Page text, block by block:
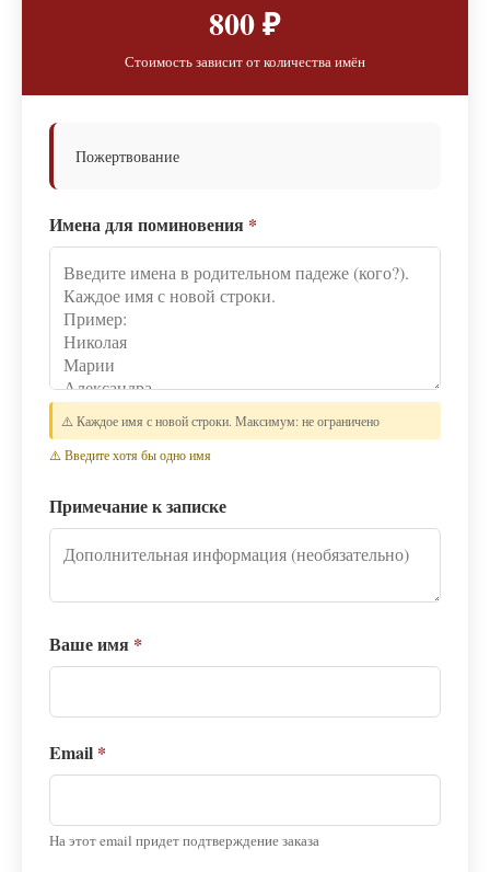
800 ₽
Стоимость зависит от количества имён
Пожертвование
Имена для поминовения *
⚠️ Каждое имя с новой строки. Максимум: не ограничено
⚠️ Введите хотя бы одно имя
Примечание к записке
Ваше имя *
Email *
На этот email придет подтверждение заказа